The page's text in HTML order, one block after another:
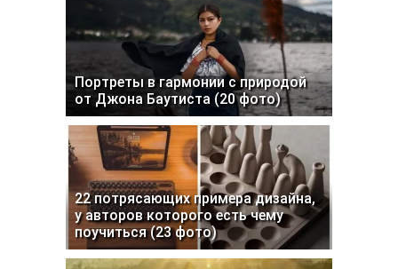
Портреты в гармонии с природой
от Джона Баутиста (20 фото)
22 потрясающих примера дизайна,
у авторов которого есть чему
поучиться (23 фото)